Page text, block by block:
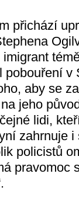
přichází
v
aby se
jeho
lidi,
zahrnuje
policistů
pravomoc